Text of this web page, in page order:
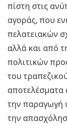
πίστη στις
αγοράς, που
πελατειακών
αλλά και από
πολιτικών
του
την παραγωγή
την